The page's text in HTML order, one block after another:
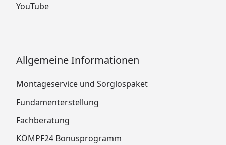
YouTube
Allgemeine Informationen
Montageservice und Sorglospaket
Fundamenterstellung
Fachberatung
KÖMPF24 Bonusprogramm